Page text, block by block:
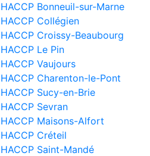
Bonneuil-sur-Marne
Collégien
Croissy-Beaubourg
Le Pin
Vaujours
Charenton-le-Pont
Sucy-en-Brie
Sevran
Maisons-Alfort
Créteil
Saint-Mandé